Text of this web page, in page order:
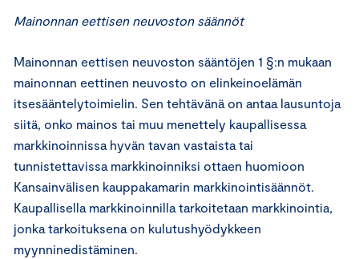
Mainonnan eettisen neuvoston säännöt
Mainonnan eettisen neuvoston sääntöjen 1 §:n mukaan
mainonnan eettinen neuvosto on elinkeinoelämän
itsesääntelytoimielin. Sen tehtävänä on antaa lausuntoja
siitä, onko mainos tai muu menettely kaupallisessa
markkinoinnissa hyvän tavan vastaista tai
tunnistettavissa markkinoinniksi ottaen huomioon
Kansainvälisen kauppakamarin markkinointisäännöt.
Kaupallisella markkinoinnilla tarkoitetaan markkinointia,
jonka tarkoituksena on kulutushyödykkeen
myynninedistäminen.